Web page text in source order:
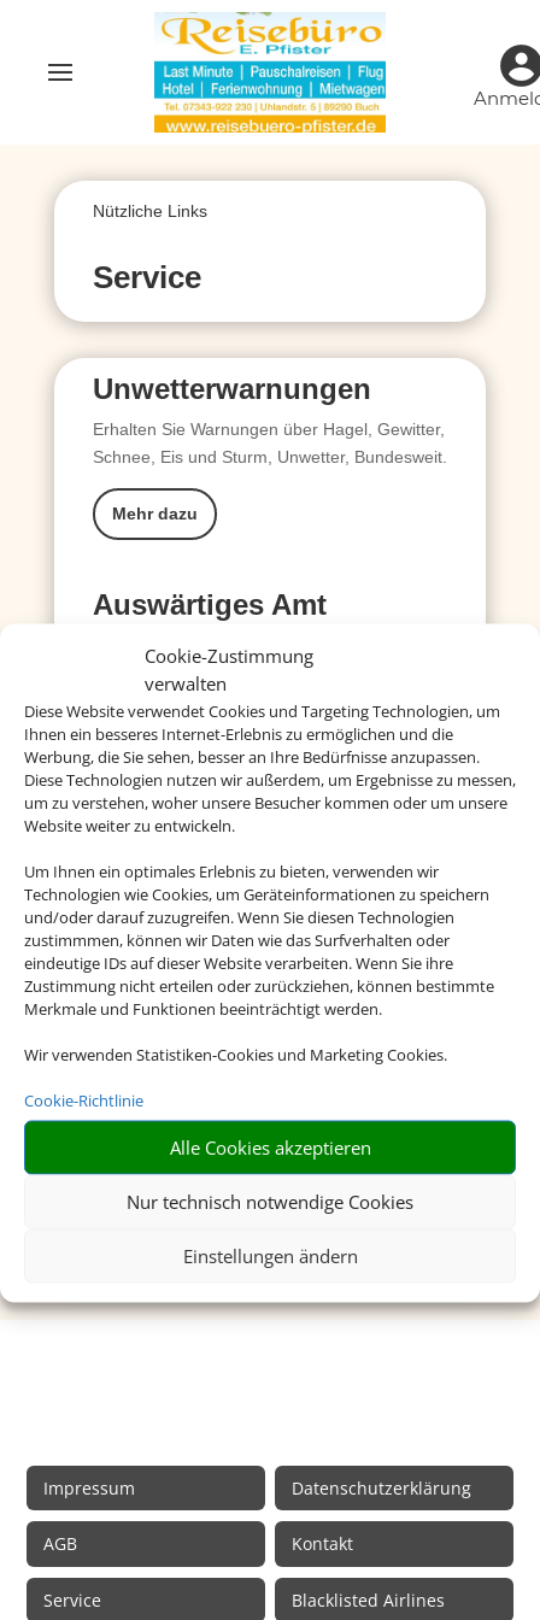
Cookie-Zustimmung
verwalten
Diese Website verwendet Cookies und Targeting Technologien, um
Ihnen ein besseres Internet-Erlebnis zu ermöglichen und die
Werbung, die Sie sehen, besser an Ihre Bedürfnisse anzupassen.
Diese Technologien nutzen wir außerdem, um Ergebnisse zu messen,
um zu verstehen, woher unsere Besucher kommen oder um unsere
Website weiter zu entwickeln.
Um Ihnen ein optimales Erlebnis zu bieten, verwenden wir
Technologien wie Cookies, um Geräteinformationen zu speichern
und/oder darauf zuzugreifen. Wenn Sie diesen Technologien
zustimmmen, können wir Daten wie das Surfverhalten oder
eindeutige IDs auf dieser Website verarbeiten. Wenn Sie ihre
Zustimmung nicht erteilen oder zurückziehen, können bestimmte
Merkmale und Funktionen beeinträchtigt werden.
Wir verwenden Statistiken-Cookies und Marketing Cookies.
Cookie-Richtlinie
Alle Cookies akzeptieren
Nur technisch notwendige Cookies
Einstellungen ändern
Nützliche Links
Service
Unwetterwarnungen
Erhalten Sie Warnungen über Hagel, Gewitter,
Schnee, Eis und Sturm, Unwetter, Bundesweit.
Mehr dazu
Auswärtiges Amt
Hier gibt´s Infos zu Ländern, Visa, Europa und
einigem mehr
Mehr dazu
Deutsche Visa und
Hier erhalten Sie Visa- und
Einreiseinformationen.
Mehr dazu
Reisemedizin
Hier erhalten Sie kompetente
Impressum Datenschutzerklärung
AGB Kontakt
Service Blacklisted Airlines